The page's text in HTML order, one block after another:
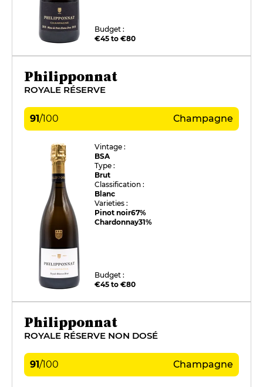
Budget :
€45 to €80
Philipponnat
ROYALE RÉSERVE
91/100 Champagne
Vintage :
BSA
Type :
Brut
Classification :
Blanc
Varieties :
Pinot noir67%
Chardonnay31%
Budget :
€45 to €80
Philipponnat
ROYALE RÉSERVE NON DOSÉ
91/100 Champagne